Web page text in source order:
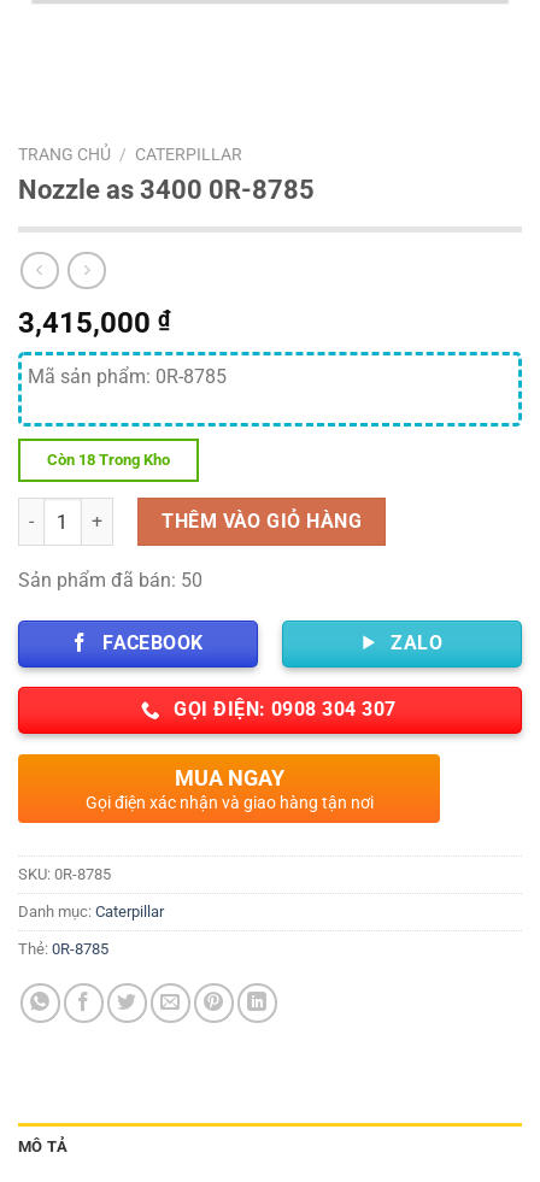
TRANG CHỦ / CATERPILLAR
Nozzle as 3400 0R-8785
3,415,000 ₫
Mã sản phẩm: 0R-8785
Còn 18 Trong Kho
Số lượng THÊM VÀO GIỎ HÀNG
Sản phẩm đã bán: 50
FACEBOOK ZALO
GỌI ĐIỆN: 0908 304 307
MUA NGAY
Gọi điện xác nhận và giao hàng tận nơi
SKU: 0R-8785
Danh mục: Caterpillar
Thẻ: 0R-8785
MÔ TẢ